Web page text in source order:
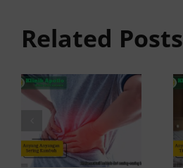
Related Posts
Sering
Kambuh
dan Cara
Atasinya